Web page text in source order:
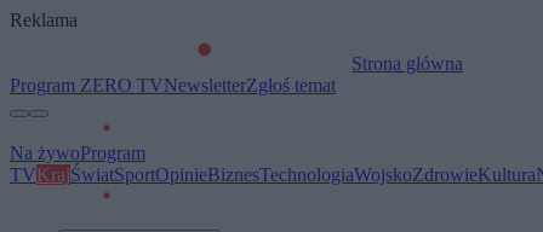
Reklama
Strona główna
Program ZERO TVNewsletterZgłoś temat
Na żywoProgram
TVKrajŚwiatSportOpinieBiznesTechnologiaWojskoZdrowieKultura